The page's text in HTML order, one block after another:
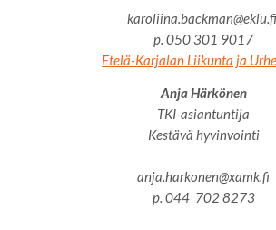
karoliina.backman@eklu.fi
p. 050 301 9017
Etelä-Karjalan Liikunta ja
Anja Härkönen
TKI-asiantuntija
Kestävä hyvinvointi
anja.harkonen@xamk.fi
p. 044 702 8273